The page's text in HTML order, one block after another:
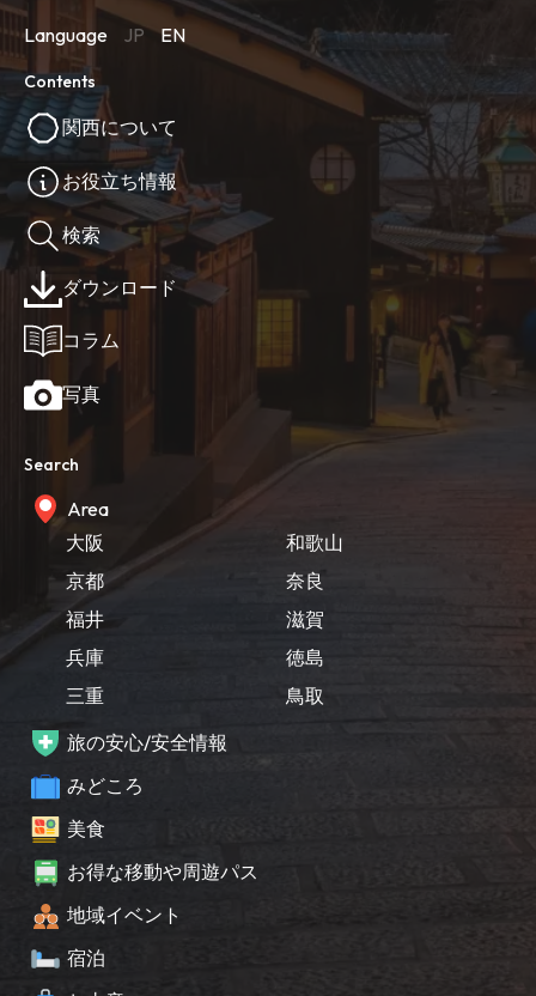
Language JP EN
Contents
関西について
お役立ち情報
検索
ダウンロード
コラム
写真
Search
Area
大阪
京都
福井
兵庫
三重
和歌山
奈良
滋賀
徳島
鳥取
旅の安心/安全情報
みどころ
美食
お得な移動や周遊パス
地域イベント
宿泊